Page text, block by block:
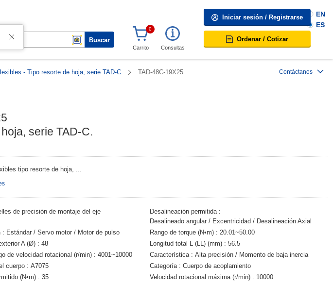
Buscar
Iniciar sesión / Registrarse
0
Carrito Consultas
Ordenar / Cotizar
EN
ES
- Tipo resorte de hoja, serie TAD-C. TAD-48C-19X25 Contáctanos
serie TAD-C.
tipo resorte de hoja, ...
de precisión de montaje del eje
Desalineación permitida
Desalineado angular / Excentricidad / Desalineación Axial
Estándar / Servo motor / Motor de pulso Rango de torque (N•m)
20.01~50.00
A (Ø)
48 Longitud total L (LL) (mm)
56.5
de velocidad rotacional (r/min)
4001~10000 Característica
Alta precisión / Momento de baja inercia
cuerpo
A7075 Categoría
Cuerpo de acoplamiento
(N•m)
35 Velocidad rotacional máxima (r/min)
10000